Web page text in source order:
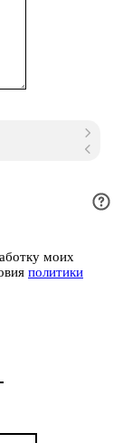
моих
политики